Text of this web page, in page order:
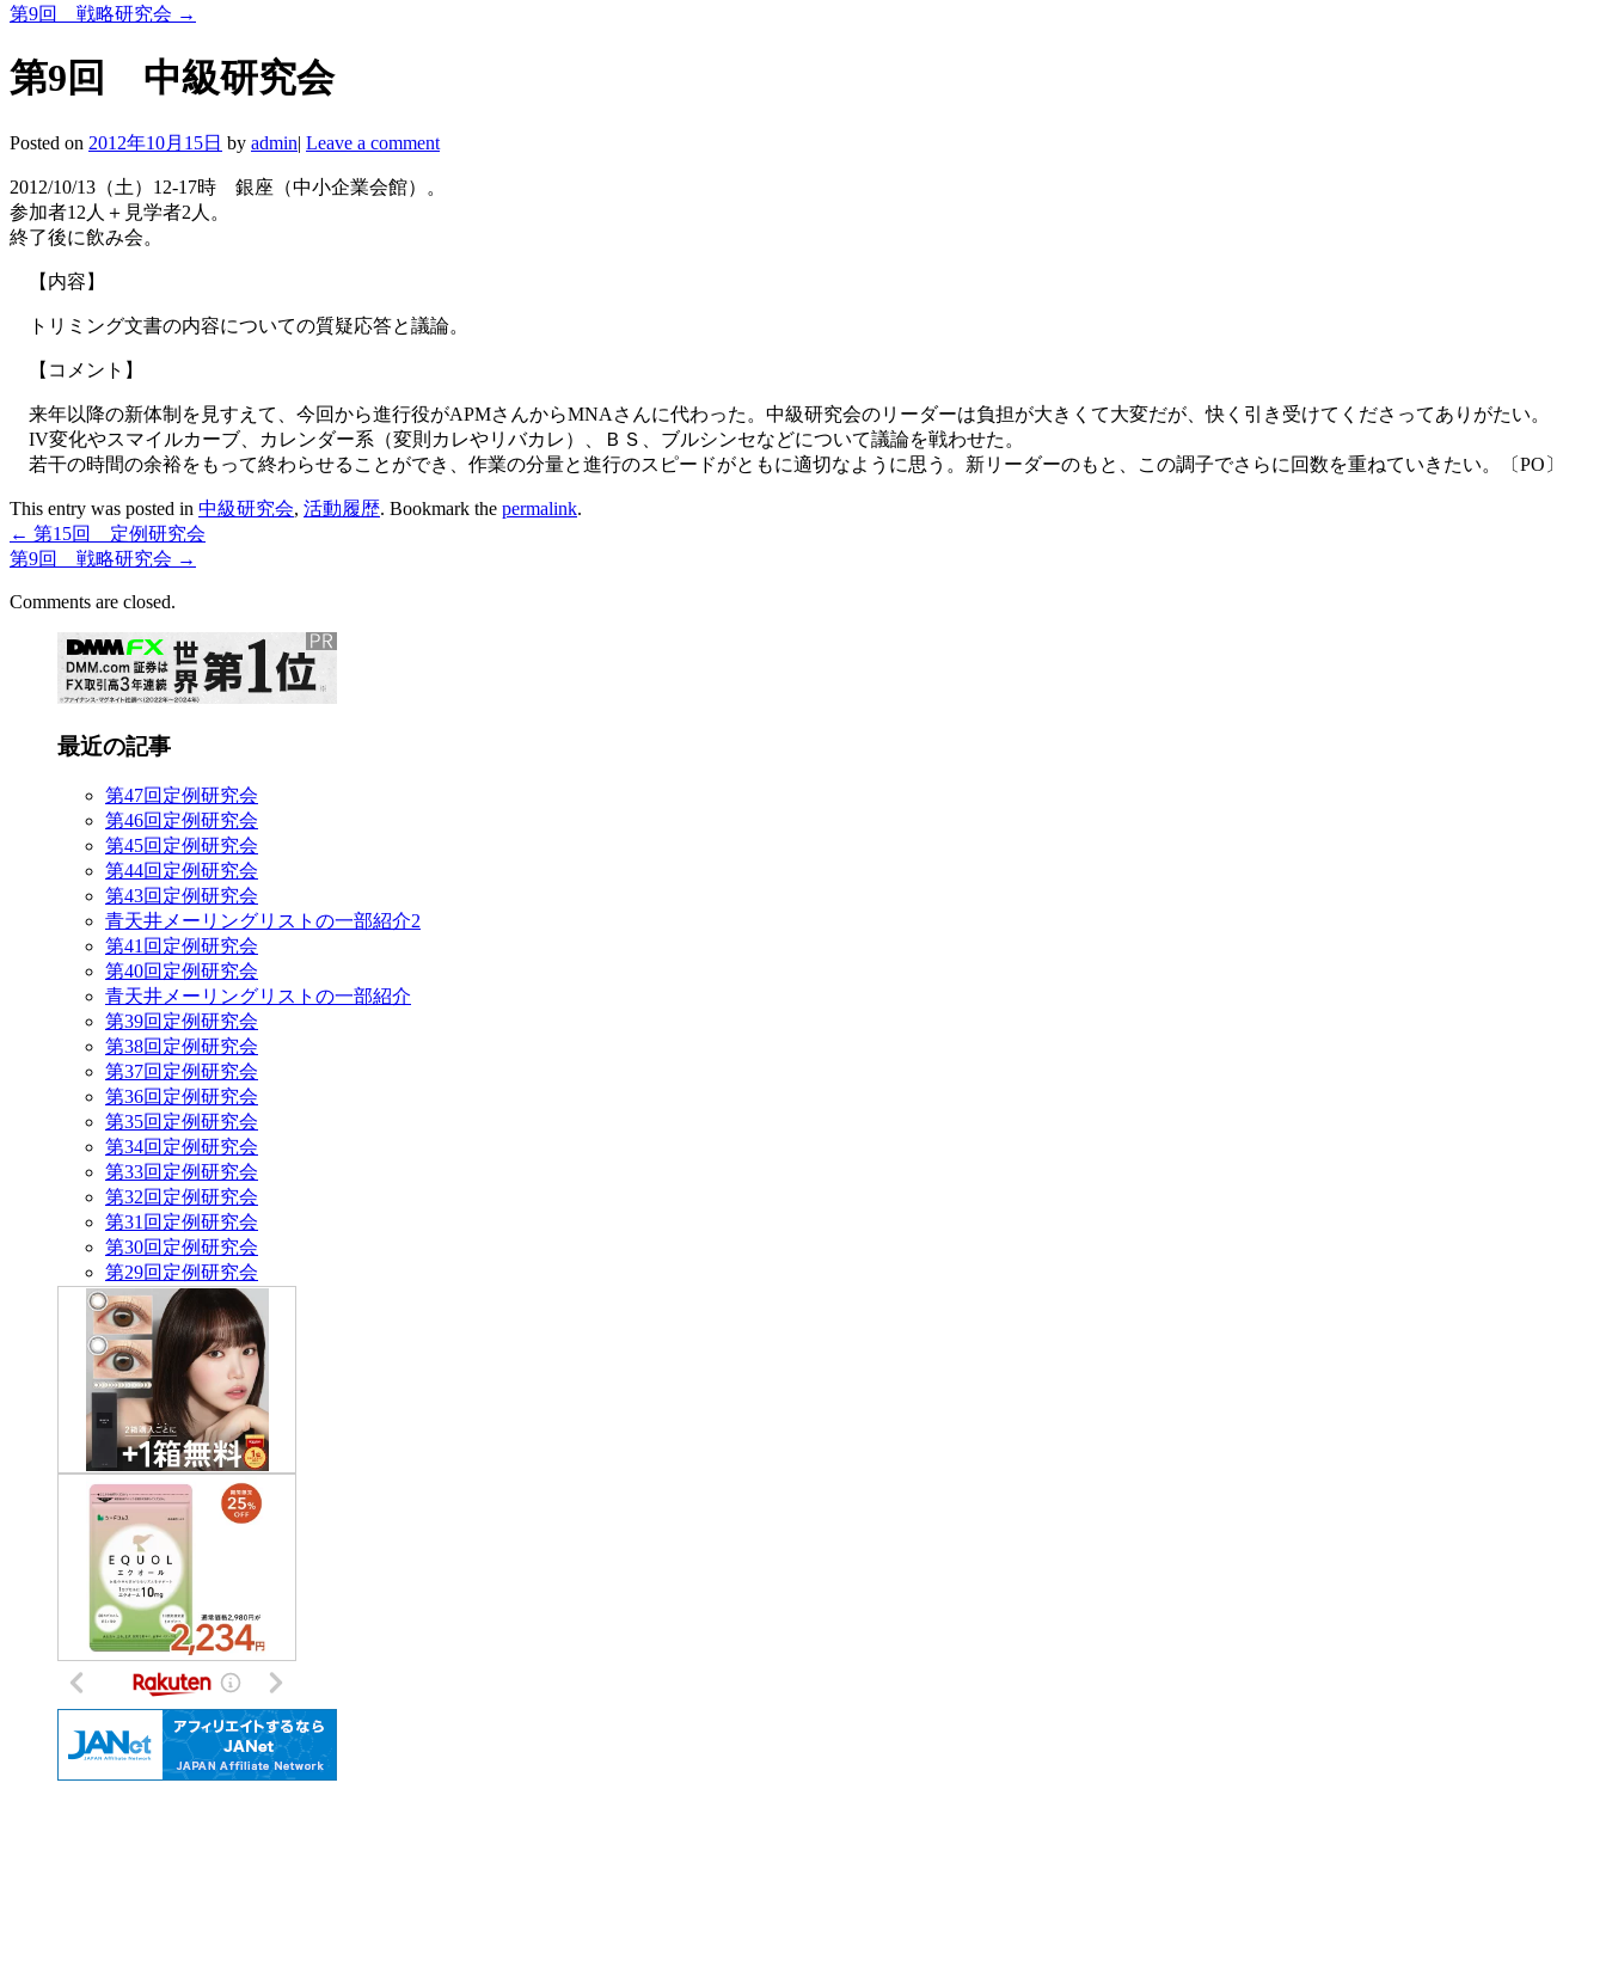
第9回 戦略研究会 →
第9回 中級研究会
Posted on 2012年10月15日 by admin| Leave a comment
2012/10/13（土）12-17時 銀座（中小企業会館）。
参加者12人＋見学者2人。
終了後に飲み会。
【内容】
トリミング文書の内容についての質疑応答と議論。
【コメント】
来年以降の新体制を見すえて、今回から進行役がAPMさんからMNAさんに代わった。中級研究会のリーダーは負担が大きくて大変だが、快く引き受けてくださってありがたい。
IV変化やスマイルカーブ、カレンダー系（変則カレやリバカレ）、ＢＳ、ブルシンセなどについて議論を戦わせた。
若干の時間の余裕をもって終わらせることができ、作業の分量と進行のスピードがともに適切なように思う。新リーダーのもと、この調子でさらに回数を重ねていきたい。〔PO〕
This entry was posted in 中級研究会, 活動履歴. Bookmark the permalink.
← 第15回 定例研究会
第9回 戦略研究会 →
Comments are closed.
最近の記事
第47回定例研究会
第46回定例研究会
第45回定例研究会
第44回定例研究会
第43回定例研究会
青天井メーリングリストの一部紹介2
第41回定例研究会
第40回定例研究会
青天井メーリングリストの一部紹介
第39回定例研究会
第38回定例研究会
第37回定例研究会
第36回定例研究会
第35回定例研究会
第34回定例研究会
第33回定例研究会
第32回定例研究会
第31回定例研究会
第30回定例研究会
第29回定例研究会